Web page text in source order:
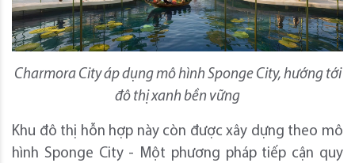
Charmora City áp dụng mô hình Sponge City, hướng tới
đô thị xanh bền vững
Khu đô thị hỗn hợp này còn được xây dựng theo mô
hình Sponge City - Một phương pháp tiếp cận quy